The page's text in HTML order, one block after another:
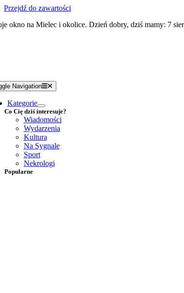
Przejdź do zawartości
okno na Mielec i okolice. Dzień dobry, dziś mamy: 7
Navigation
Kategorie
Co Cię dziś interesuje?
Wiadomości
Wydarzenia
Kultura
Na Sygnale
Sport
Nekrologi
Popularne